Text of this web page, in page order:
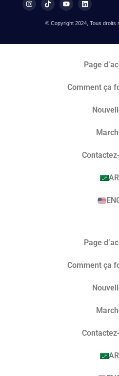
© Copyright 2024, Tous droits
Page
Comment ça
AR
Page
Comment ça
AR